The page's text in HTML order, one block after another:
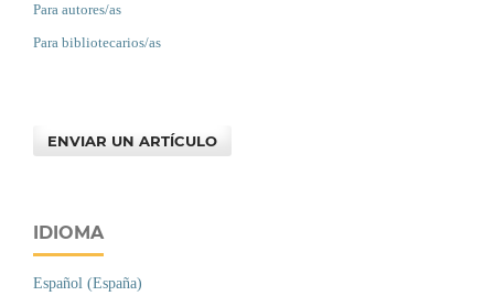
Para autores/as
Para bibliotecarios/as
ENVIAR UN ARTÍCULO
IDIOMA
Español (España)